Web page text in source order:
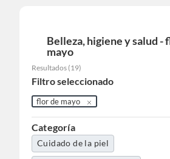
Belleza, higiene y salud - flor de
mayo
Resultados (19)
Filtro seleccionado
flor de mayo
Categoría
Cuidado de la piel